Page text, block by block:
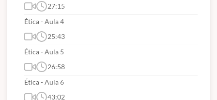
27:15
Ética - Aula 4
25:43
Ética - Aula 5
26:58
Ética - Aula 6
43:02